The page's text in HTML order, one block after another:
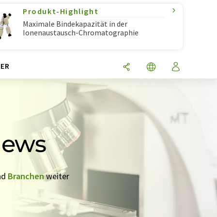
Produkt-Highlight
Maximale Bindekapazität in der
Ionenaustausch-Chromatographie
Branchenweiter